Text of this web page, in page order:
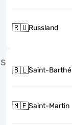
🇷🇺Russland
S
🇧🇱Saint-
🇲🇫Saint-Martin